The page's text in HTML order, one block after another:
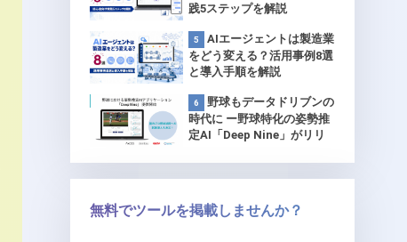
践5ステップを解説
AIエージェントは製造業
をどう変える？活用事例8選
と導入手順を解説
野球もデータドリブンの
時代に ー野球特化の姿勢推
定AI「Deep Nine」がリリ
入】
無料でツールを掲載しませんか？